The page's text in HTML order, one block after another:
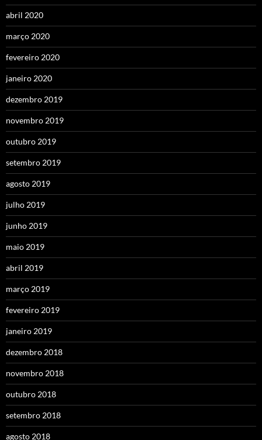
abril 2020
março 2020
fevereiro 2020
janeiro 2020
dezembro 2019
novembro 2019
outubro 2019
setembro 2019
agosto 2019
julho 2019
junho 2019
maio 2019
abril 2019
março 2019
fevereiro 2019
janeiro 2019
dezembro 2018
novembro 2018
outubro 2018
setembro 2018
agosto 2018